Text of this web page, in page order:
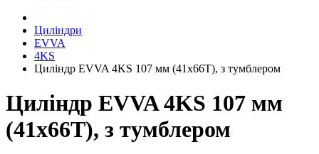
Циліндри
EVVA
4KS
Циліндр EVVA 4KS 107 мм (41x66T), з тумблером
Циліндр EVVA 4KS 107 мм
(41x66T), з тумблером